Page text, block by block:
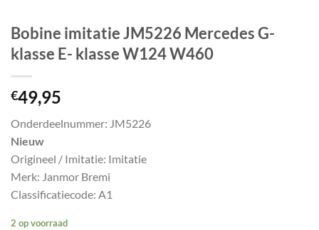
Bobine imitatie JM5226 Mercedes G-
klasse E- klasse W124 W460
€49,95
Onderdeelnummer: JM5226
Nieuw
Origineel / Imitatie: Imitatie
Merk: Janmor Bremi
Classificatiecode: A1
2 op voorraad